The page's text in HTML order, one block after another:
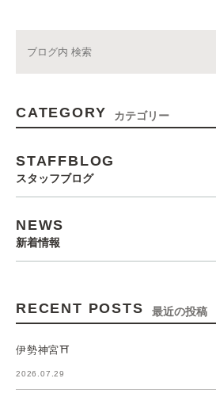
CATEGORY カテゴリー
STAFFBLOG
スタッフブログ
NEWS
新着情報
RECENT POSTS 最近の投稿
伊勢神宮⛩️
2026.07.29